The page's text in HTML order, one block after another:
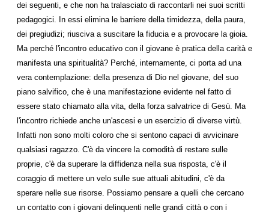
dei seguenti, e che non ha tralasciato di raccontarli nei suoi scritti
pedagogici. In essi elimina le barriere della timidezza, della paura,
dei pregiudizi; riusciva a suscitare la fiducia e a provocare la gioia.
Ma perché l'incontro educativo con il giovane è pratica della carità e
manifesta una spiritualità? Perché, internamente, ci porta ad una
vera contemplazione: della presenza di Dio nel giovane, del suo
piano salvifico, che è una manifestazione evidente nel fatto di
essere stato chiamato alla vita, della forza salvatrice di Gesù. Ma
l'incontro richiede anche un'ascesi e un esercizio di diverse virtù.
Infatti non sono molti coloro che si sentono capaci di avvicinare
qualsiasi ragazzo. C'è da vincere la comodità di restare sulle
proprie, c'è da superare la diffidenza nella sua risposta, c'è il
coraggio di mettere un velo sulle sue attuali abitudini, c'è da
sperare nelle sue risorse. Possiamo pensare a quelli che cercano
un contatto con i giovani delinquenti nelle grandi città o con i